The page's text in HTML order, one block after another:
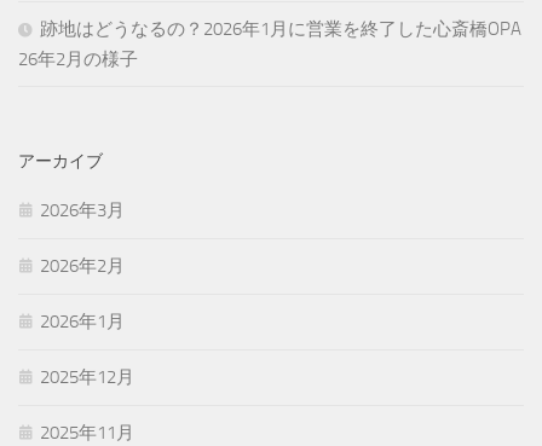
跡地はどうなるの？2026年1月に営業を終了した心斎橋OPA
26年2月の様子
アーカイブ
2026年3月
2026年2月
2026年1月
2025年12月
2025年11月